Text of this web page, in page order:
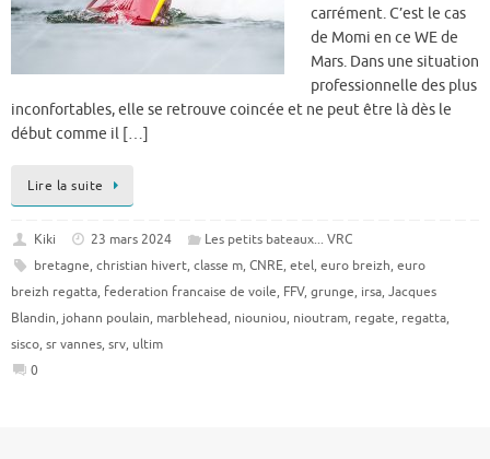
carrément. C’est le cas
de Momi en ce WE de
Mars. Dans une situation
professionnelle des plus
inconfortables, elle se retrouve coincée et ne peut être là dès le
début comme il […]
Lire la suite
Kiki 23 mars 2024
Les petits bateaux... VRC
bretagne, christian hivert, classe m, CNRE, etel, euro breizh, euro
breizh regatta, federation francaise de voile, FFV, grunge, irsa, Jacques
Blandin, johann poulain, marblehead, niouniou, nioutram, regate, regatta,
sisco, sr vannes, srv, ultim
0